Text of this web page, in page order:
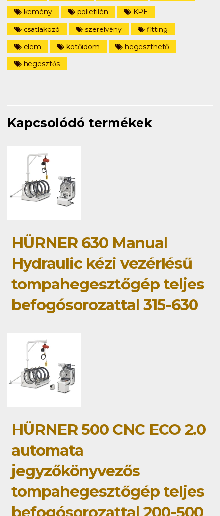
kemény
polietilén
KPE
csatlakozó
szerelvény
fitting
elem
kötőidom
hegeszthető
hegesztős
Kapcsolódó termékek
HÜRNER 630 Manual
Hydraulic kézi vezérlésű
tompahegesztőgép teljes
befogósorozattal 315-630
HÜRNER 500 CNC ECO 2.0
automata
jegyzőkönyvezős
tompahegesztőgép teljes
befogósorozattal 200-500